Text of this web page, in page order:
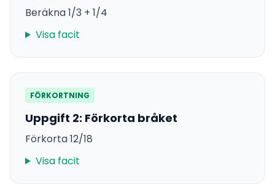
Beräkna 1/3 + 1/4
Visa facit
FÖRKORTNING
Uppgift 2: Förkorta bråket
Förkorta 12/18
Visa facit